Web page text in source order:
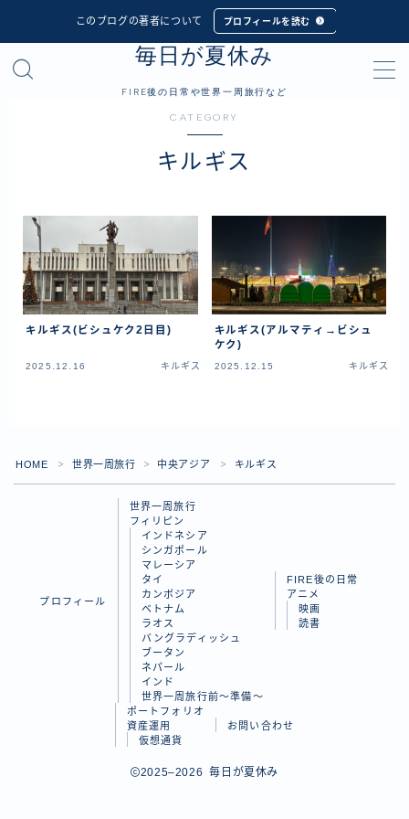
このブログの著者について プロフィールを読む
毎日が夏休み
FIRE後の日常や世界一周旅行など
MENU
インドネシア
シンガポール
マレーシア
タイ
カンボジア
バングラディッシュ
世界一周旅行前～準備～
Follow Me
CATEGORY
キルギス
キルギス(ビシュケク2日目)
2025.12.16 キルギス
キルギス(アルマティ→ビシュ
ケク)
2025.12.15 キルギス
HOME ＞ 世界一周旅行 ＞ 中央アジア ＞ キルギス
プロフィール
世界一周旅行
フィリピン
インドネシア
シンガポール
マレーシア
タイ
カンボジア
ベトナム
ラオス
バングラディッシュ
ブータン
ネパール
インド
世界一周旅行前～準備～
FIRE後の日常
アニメ
映画
読書
ポートフォリオ
資産運用
仮想通貨
お問い合わせ
2025–2026 毎日が夏休み